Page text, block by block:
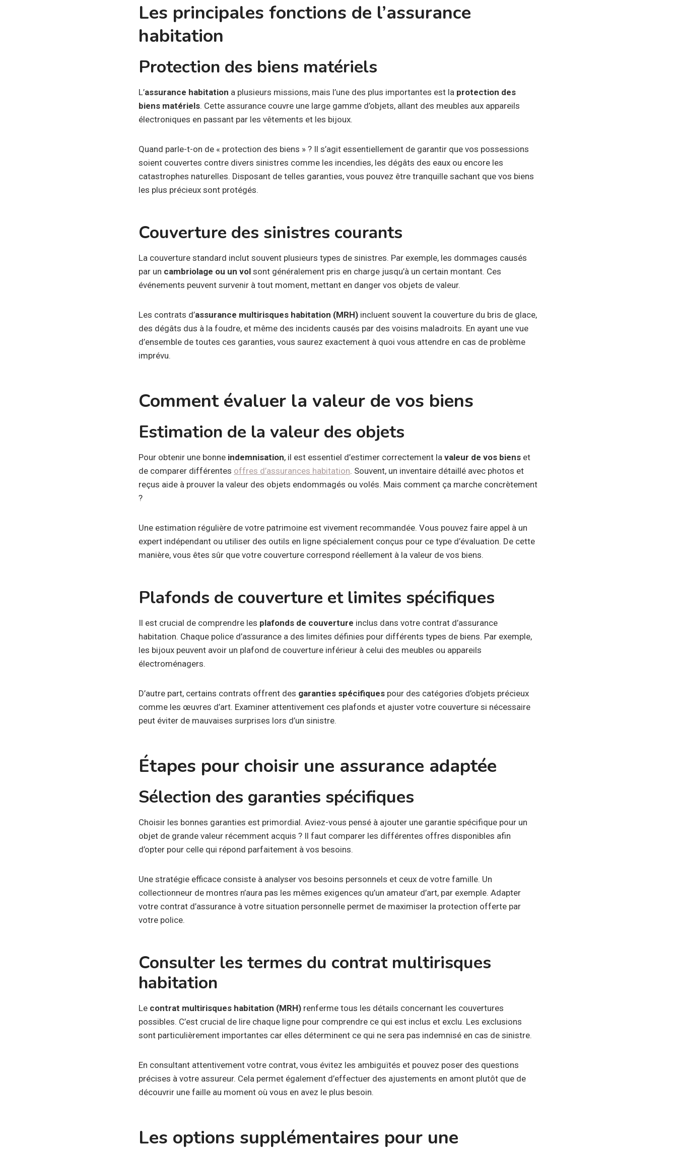
Les principales fonctions de l’assurance
habitation
Protection des biens matériels
L’assurance habitation a plusieurs missions, mais l’une des plus importantes est la protection des
biens matériels. Cette assurance couvre une large gamme d’objets, allant des meubles aux appareils
électroniques en passant par les vêtements et les bijoux.
Quand parle-t-on de « protection des biens » ? Il s’agit essentiellement de garantir que vos possessions
soient couvertes contre divers sinistres comme les incendies, les dégâts des eaux ou encore les
catastrophes naturelles. Disposant de telles garanties, vous pouvez être tranquille sachant que vos biens
les plus précieux sont protégés.
Couverture des sinistres courants
La couverture standard inclut souvent plusieurs types de sinistres. Par exemple, les dommages causés
par un cambriolage ou un vol sont généralement pris en charge jusqu’à un certain montant. Ces
événements peuvent survenir à tout moment, mettant en danger vos objets de valeur.
Les contrats d’assurance multirisques habitation (MRH) incluent souvent la couverture du bris de glace,
des dégâts dus à la foudre, et même des incidents causés par des voisins maladroits. En ayant une vue
d’ensemble de toutes ces garanties, vous saurez exactement à quoi vous attendre en cas de problème
imprévu.
Comment évaluer la valeur de vos biens
Estimation de la valeur des objets
Pour obtenir une bonne indemnisation, il est essentiel d’estimer correctement la valeur de vos biens et
de comparer différentes offres d’assurances habitation. Souvent, un inventaire détaillé avec photos et
reçus aide à prouver la valeur des objets endommagés ou volés. Mais comment ça marche concrètement
?
Une estimation régulière de votre patrimoine est vivement recommandée. Vous pouvez faire appel à un
expert indépendant ou utiliser des outils en ligne spécialement conçus pour ce type d’évaluation. De cette
manière, vous êtes sûr que votre couverture correspond réellement à la valeur de vos biens.
Plafonds de couverture et limites spécifiques
Il est crucial de comprendre les plafonds de couverture inclus dans votre contrat d’assurance
habitation. Chaque police d’assurance a des limites définies pour différents types de biens. Par exemple,
les bijoux peuvent avoir un plafond de couverture inférieur à celui des meubles ou appareils
électroménagers.
D’autre part, certains contrats offrent des garanties spécifiques pour des catégories d’objets précieux
comme les œuvres d’art. Examiner attentivement ces plafonds et ajuster votre couverture si nécessaire
peut éviter de mauvaises surprises lors d’un sinistre.
Étapes pour choisir une assurance adaptée
Sélection des garanties spécifiques
Choisir les bonnes garanties est primordial. Aviez-vous pensé à ajouter une garantie spécifique pour un
objet de grande valeur récemment acquis ? Il faut comparer les différentes offres disponibles afin
d’opter pour celle qui répond parfaitement à vos besoins.
Une stratégie efficace consiste à analyser vos besoins personnels et ceux de votre famille. Un
collectionneur de montres n’aura pas les mêmes exigences qu’un amateur d’art, par exemple. Adapter
votre contrat d’assurance à votre situation personnelle permet de maximiser la protection offerte par
votre police.
Consulter les termes du contrat multirisques
habitation
Le contrat multirisques habitation (MRH) renferme tous les détails concernant les couvertures
possibles. C’est crucial de lire chaque ligne pour comprendre ce qui est inclus et exclu. Les exclusions
sont particulièrement importantes car elles déterminent ce qui ne sera pas indemnisé en cas de sinistre.
En consultant attentivement votre contrat, vous évitez les ambiguïtés et pouvez poser des questions
précises à votre assureur. Cela permet également d’effectuer des ajustements en amont plutôt que de
découvrir une faille au moment où vous en avez le plus besoin.
Les options supplémentaires pour une